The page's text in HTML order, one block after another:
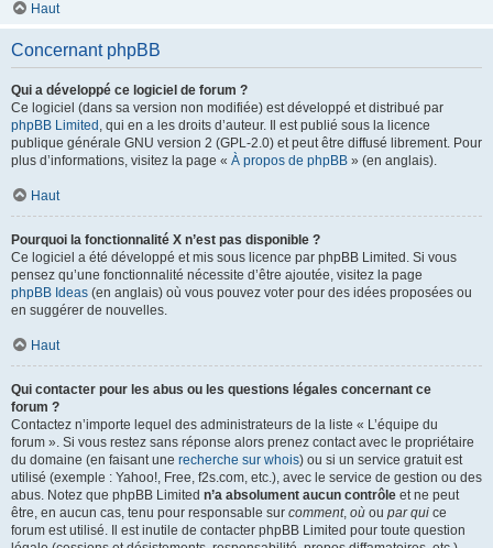
Haut
Concernant phpBB
Qui a développé ce logiciel de forum ?
Ce logiciel (dans sa version non modifiée) est développé et distribué par
phpBB Limited , qui en a les droits d’auteur. Il est publié sous la licence
publique générale GNU version 2 (GPL-2.0) et peut être diffusé librement. Pour
plus d’informations, visitez la page « À propos de phpBB » (en anglais).
Haut
Pourquoi la fonctionnalité X n’est pas disponible ?
Ce logiciel a été développé et mis sous licence par phpBB Limited. Si vous
pensez qu’une fonctionnalité nécessite d’être ajoutée, visitez la page
phpBB Ideas (en anglais) où vous pouvez voter pour des idées proposées ou
en suggérer de nouvelles.
Haut
Qui contacter pour les abus ou les questions légales concernant ce
forum ?
Contactez n’importe lequel des administrateurs de la liste « L’équipe du
forum ». Si vous restez sans réponse alors prenez contact avec le propriétaire
du domaine (en faisant une recherche sur whois) ou si un service gratuit est
utilisé (exemple : Yahoo!, Free, f2s.com, etc.), avec le service de gestion ou des
abus. Notez que phpBB Limited n’a absolument aucun contrôle et ne peut
être, en aucun cas, tenu pour responsable sur comment, où ou par qui ce
forum est utilisé. Il est inutile de contacter phpBB Limited pour toute question